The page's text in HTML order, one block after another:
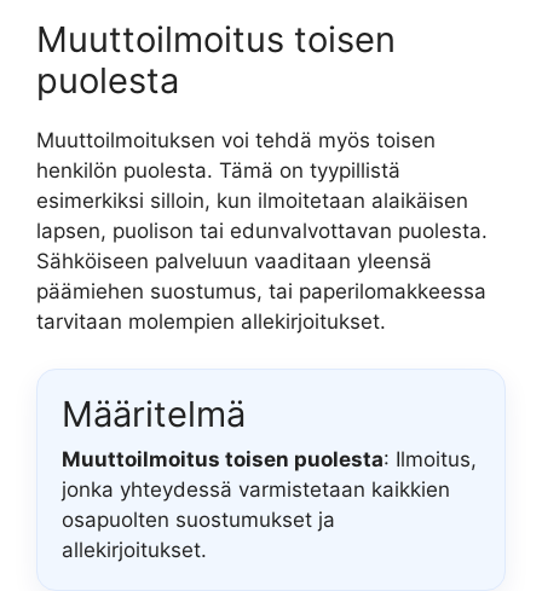
Muuttoilmoitus toisen
puolesta
Muuttoilmoituksen voi tehdä myös toisen
henkilön puolesta. Tämä on tyypillistä
esimerkiksi silloin, kun ilmoitetaan alaikäisen
lapsen, puolison tai edunvalvottavan puolesta.
Sähköiseen palveluun vaaditaan yleensä
päämiehen suostumus, tai paperilomakkeessa
tarvitaan molempien allekirjoitukset.
Määritelmä
Muuttoilmoitus toisen puolesta: Ilmoitus,
jonka yhteydessä varmistetaan kaikkien
osapuolten suostumukset ja
allekirjoitukset.